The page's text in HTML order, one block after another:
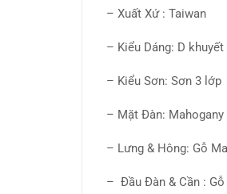
– Xuất Xứ : Taiwan
– Kiểu Dáng: D khuyết
– Kiểu Sơn: Sơn 3 lớp
– Mặt Đàn: Mahogany
– Lưng & Hông: Gỗ
– Đầu Đàn & Cần :